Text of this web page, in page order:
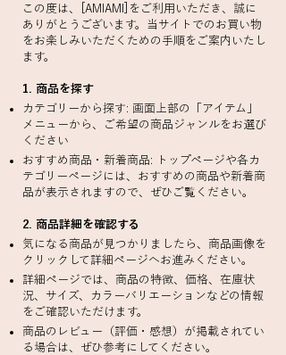
この度は、[AMIAMI]をご利用いただき、誠に
ありがとうございます。当サイトでのお買い物
をお楽しみいただくための手順をご案内いたし
ます。
1. 商品を探す
カテゴリーから探す: 画面上部の「アイテム」
メニューから、ご希望の商品ジャンルをお選び
ください
おすすめ商品・新着商品: トップページや各カ
テゴリーページには、おすすめの商品や新着商
品が表示されますので、ぜひご覧ください。
2. 商品詳細を確認する
気になる商品が見つかりましたら、商品画像を
クリックして詳細ページへお進みください。
詳細ページでは、商品の特徴、価格、在庫状
況、サイズ、カラーバリエーションなどの情報
をご確認いただけます。
商品のレビュー（評価・感想）が掲載されてい
る場合は、ぜひ参考にしてください。